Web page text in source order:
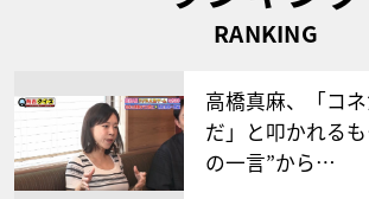
RANKING
高橋真麻、「コ
だ」と叩かれる
の一言”から…